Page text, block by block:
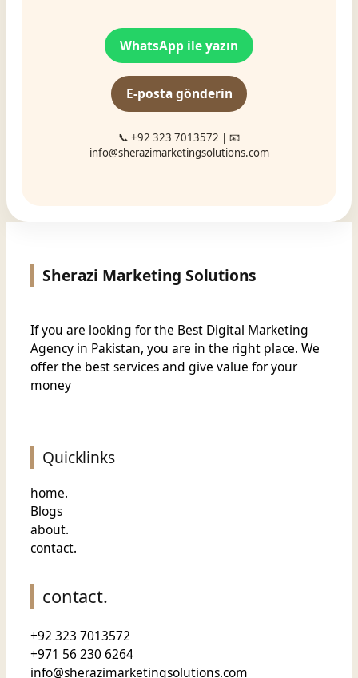
WhatsApp ile yazın
E-posta gönderin
📞 +92 323 7013572 | 📧
info@sherazimarketingsolutions.com
Sherazi Marketing Solutions
If you are looking for the Best Digital Marketing
Agency in Pakistan, you are in the right place. We
offer the best services and give value foryour
money
Quicklinks
home.
Blogs
about.
contact.
contact.
+92 323 7013572
+971 56 230 6264
info@sherazimarketingsolutions.com